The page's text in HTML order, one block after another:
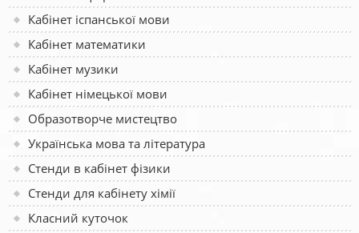
Кабінет іспанської мови
Кабінет математики
Кабінет музики
Кабінет німецької мови
Образотворче мистецтво
Українська мова та література
Стенди в кабінет фізики
Стенди для кабінету хімії
Класний куточок